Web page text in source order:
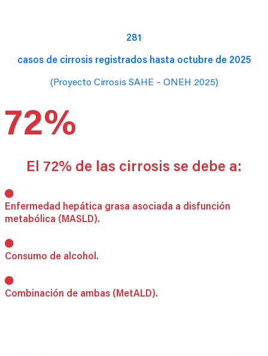
281
casos de cirrosis registrados hasta octubre de 2025
(Proyecto Cirrosis SAHE – ONEH 2025)
72%
El 72% de las cirrosis se debe a:
Enfermedad hepática grasa asociada a disfunción
metabólica (MASLD).
Consumo de alcohol.
Combinación de ambas (MetALD).